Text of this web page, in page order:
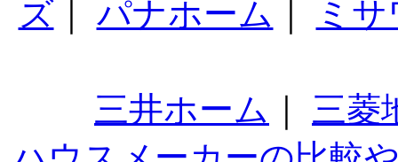
ズ｜ パナホーム ミ
三井ホーム
三菱